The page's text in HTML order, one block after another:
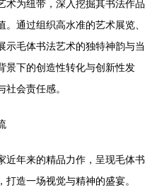
术为纽带，深入挖掘其书法作品
通过组织高水准的艺术展览、
示毛体书法艺术的独特神韵与当
景下的创造性转化与创新性发
会责任感。
近年来的精品力作，呈现毛体书
造一场视觉与精神的盛宴。